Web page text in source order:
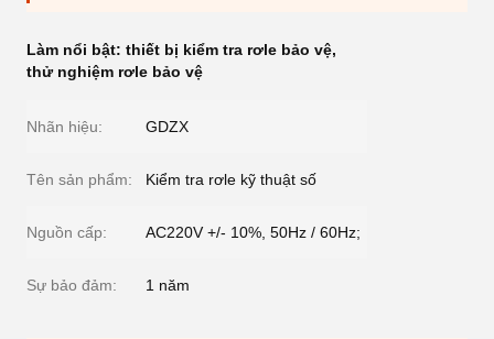
Làm nổi bật: thiết bị kiểm tra rơle bảo vệ,
thử nghiệm rơle bảo vệ
Nhãn hiệu: GDZX
Tên sản phẩm: Kiểm tra rơle kỹ thuật số
Nguồn cấp: AC220V +/- 10%, 50Hz / 60Hz;
Sự bảo đảm: 1 năm